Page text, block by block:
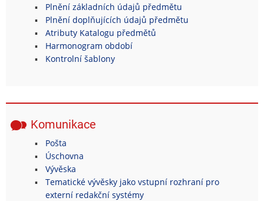
Plnění základních údajů předmětu
Plnění doplňujících údajů předmětu
Atributy Katalogu předmětů
Harmonogram období
Kontrolní šablony
Komunikace
Pošta
Úschovna
Vývěska
Tematické vývěsky jako vstupní rozhraní pro
externí redakční systémy